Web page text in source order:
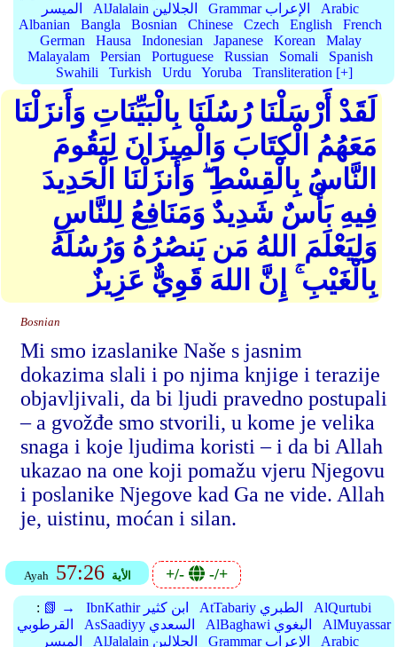
الميسر
AlJalalain الجلالين Grammar الإعراب
Arabic
Albanian
Bangla Bosnian Chinese Czech English
French
German
Hausa Indonesian Japanese Korean
Malay
Malayalam
Persian Portuguese Russian Somali
Spanish
Swahili
Turkish Urdu Yoruba Transliteration [+]
لَقَدْ أَرْسَلْنَا رُسُلَنَا بِالْبَيِّنَاتِ وَأَنزَلْنَا
مَعَهُمُ الْكِتَابَ وَالْمِيزَانَ لِيَقُومَ
النَّاسُ بِالْقِسْطِ ۖ وَأَنزَلْنَا الْحَدِيدَ
فِيهِ بَأْسٌ شَدِيدٌ وَمَنَافِعُ لِلنَّاسِ
وَلِيَعْلَمَ اللهُ مَن يَنصُرُهُ وَرُسُلَهُ
بِالْغَيْبِ ۚ إِنَّ اللهَ قَوِيٌّ عَزِيزٌ
Bosnian
Mi smo izaslanike Naše s jasnim
dokazima slali i po njima knjige i terazije
objavljivali, da bi ljudi pravedno postupali
– a gvožđe smo stvorili, u kome je velika
snaga i koje ljudima koristi – i da bi Allah
ukazao na one koji pomažu vjeru Njegovu
i poslanike Njegove kad Ga ne vide. Allah
je, uistinu, moćan i silan.
Ayah 57:26 الأية +/- -/+
: 📗 → IbnKathir ابن كثير AtTabariy الطبري
AlQurtubi
القرطوبي
AsSaadiyy السعدي AlBaghawi البغوي
AlMuyassar
الميسر
AlJalalain الجلالين Grammar الإعراب Arabic